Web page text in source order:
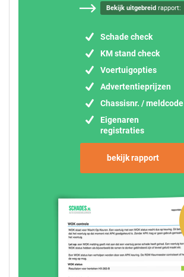
Bekijk uitgebreidrapport:
Schade check
KM stand check
Voertuigopties
Advertentieprijzen
Chassisnr. / meldcode
Eigenaren
registraties
bekijk rapport